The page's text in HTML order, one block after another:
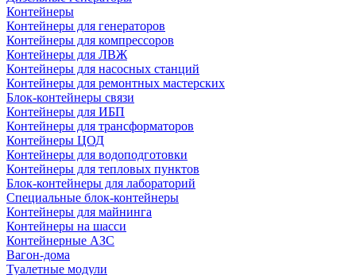
Контейнеры
Контейнеры для генераторов
Контейнеры для компрессоров
Контейнеры для ЛВЖ
Контейнеры для насосных станций
Контейнеры для ремонтных мастерских
Блок-контейнеры связи
Контейнеры для ИБП
Контейнеры для трансформаторов
Контейнеры ЦОД
Контейнеры для водоподготовки
Контейнеры для тепловых пунктов
Блок-контейнеры для лабораторий
Специальные блок-контейнеры
Контейнеры для майнинга
Контейнеры на шасси
Контейнерные АЗС
Вагон-дома
Туалетные модули